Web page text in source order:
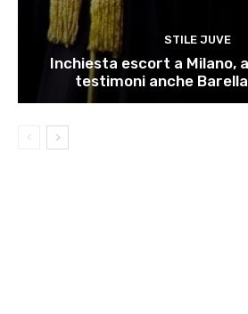
STILE JUVE
Inchiesta escort a Milano,
testimoni anche